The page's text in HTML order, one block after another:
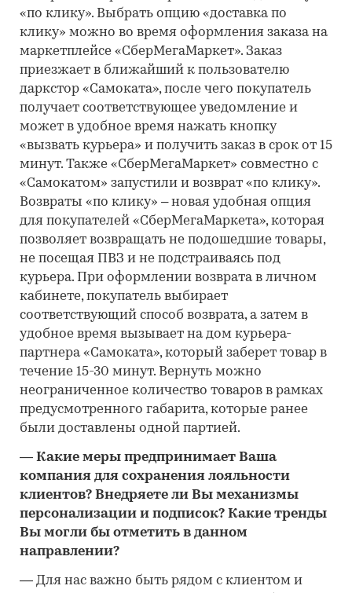
«по клику». Выбрать опцию «доставка по
клику» можно во время оформления заказа на
маркетплейсе «СберМегаМаркет». Заказ
приезжает в ближайший к пользователю
даркстор «Самоката», после чего покупатель
получает соответствующее уведомление и
может в удобное время нажать кнопку
«вызвать курьера» и получить заказ в срок от 15
минут. Также «СберМегаМаркет» совместно с
«Самокатом» запустили и возврат «по клику».
Возвраты «по клику» – новая удобная опция
для покупателей «СберМегаМаркета», которая
позволяет возвращать не подошедшие товары,
не посещая ПВЗ и не подстраиваясь под
курьера. При оформлении возврата в личном
кабинете, покупатель выбирает
соответствующий способ возврата, а затем в
удобное время вызывает на дом курьера-
партнера «Самоката», который заберет товар в
течение 15-30 минут. Вернуть можно
неограниченное количество товаров в рамках
предусмотренного габарита, которые ранее
были доставлены одной партией.
― Какие меры предпринимает Ваша
компания для сохранения лояльности
клиентов? Внедряете ли Вы механизмы
персонализации и подписок? Какие тренды
Вы могли бы отметить в данном
направлении?
― Для нас важно быть рядом с клиентом и